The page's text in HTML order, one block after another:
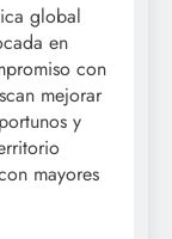
global
en
con
mejorar
y
mayores